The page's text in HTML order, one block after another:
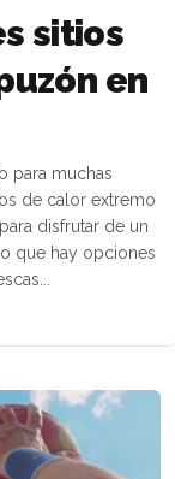
sitios
en
para muchas
de calor extremo
disfrutar de un
que hay opciones